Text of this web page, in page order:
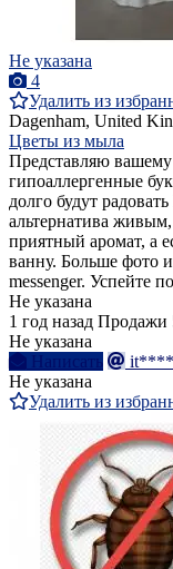
Не указана
4
Удалить из
Dagenham, United
Цветы из мыла
Представляю
гипоаллергенные
долго будут
альтернатива
приятный аромат, а
ванну. Больше фото
messenger. Успейте
Не указана
1 год назад Продажи
Не указана
Написать
Не указана
Удалить из